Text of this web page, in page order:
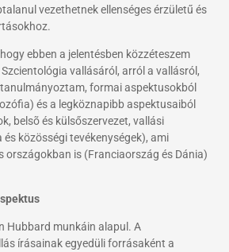
vezethetnek ellenséges érzületű és
ebben a jelentésben közzéteszem
vallásáról, arról a vallásról,
formai aspektusokból
és a legköznapibb aspektusaiból
belsõ és külsőszervezet, vallási
közösségi tevékenységek), ami
országokban is (Franciaország és Dánia)
Hubbard munkáin alapul. A
írásainak egyedüli forrásaként a